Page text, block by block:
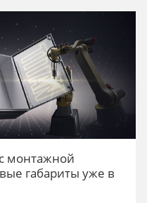
монтажной
габариты уже в